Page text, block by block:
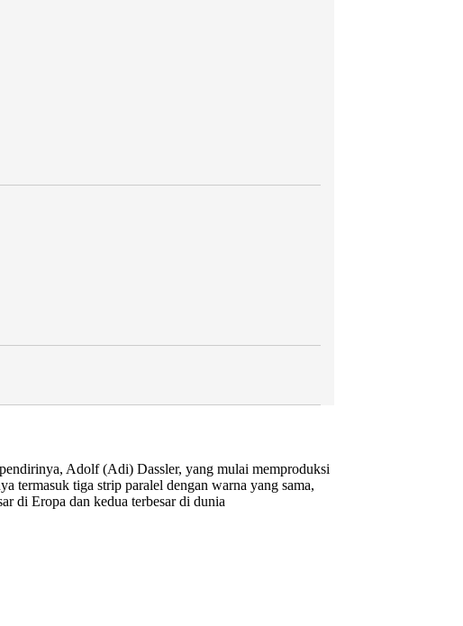
pendirinya, Adolf (Adi) Dassler, yang mulai memproduksi
termasuk tiga strip paralel dengan warna yang sama,
di Eropa dan kedua terbesar di dunia